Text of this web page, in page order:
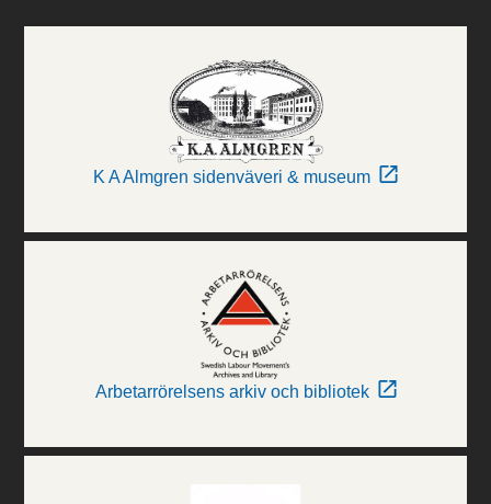
K A Almgren sidenväveri & museum
Arbetarrörelsens arkiv och bibliotek